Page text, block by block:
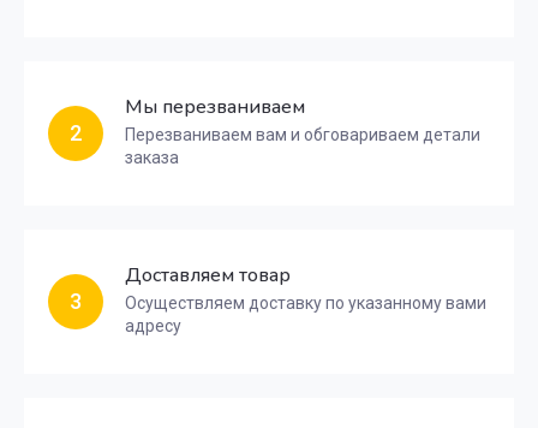
2
Мы перезваниваем
Перезваниваем вам и обговариваем детали
заказа
3
Доставляем товар
Осуществляем доставку по указанному вами
адресу